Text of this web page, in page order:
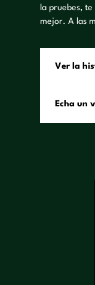
la pruebes,
mejor. A las
Ver a his
Echa un v